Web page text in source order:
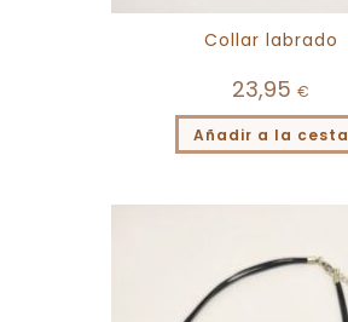
Collar labrado
23,95 €
Añadir a la cesta